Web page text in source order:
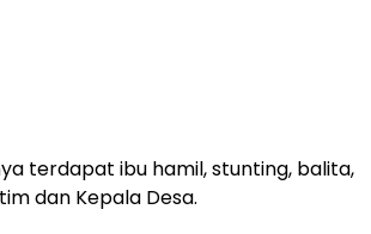
terdapat ibu hamil, stunting, balita,
dan Kepala Desa.